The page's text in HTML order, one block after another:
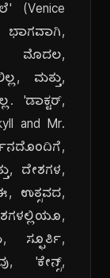
(Venice
ಭಾಗವಾಗಿ,
ಮತ್ತು,
'ಡಾಕ್ಟರ್,
and Mr.
ದೇಶಗಳ,
ಉತ್ಸವದ,
ಸ್ಫೂರ್ತಿ,
'ಕೇನ್ಸ್,